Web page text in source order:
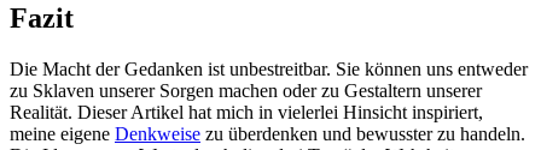
Fazit
Die Macht der Gedanken ist unbestreitbar. Sie können uns entweder
zu Sklaven unserer Sorgen machen oder zu Gestaltern unserer
Realität. Dieser Artikel hat mich in vielerlei Hinsicht inspiriert,
meine eigene Denkweise zu überdenken und bewusster zu handeln.